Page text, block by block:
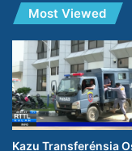
Most Viewed
Kazu Transferénsia